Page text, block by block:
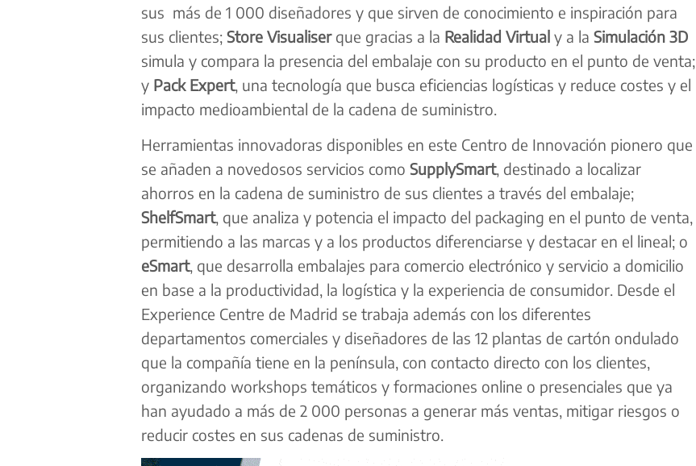
sus más de 1 000 diseñadores y que sirven de conocimiento e inspiración para
sus clientes; Store Visualiserque gracias a la Realidad Virtualy a la Simulación 3D
simula y compara la presencia del embalaje con su producto en el punto de venta;
y Pack Expert, una tecnología que busca eficiencias logísticas y reduce costes y el
impacto medioambiental de la cadena de suministro.
Herramientas innovadoras disponibles en este Centro de Innovación pionero que
se añaden a novedosos servicios como SupplySmart, destinado a localizar
ahorros en la cadena de suministro de sus clientes a través del embalaje;
ShelfSmart, que analiza y potencia el impacto del packaging en el punto de venta,
permitiendo a las marcas y a los productos diferenciarse y destacar en el lineal; o
eSmart, que desarrolla embalajes para comercio electrónico y servicio a domicilio
en base a la productividad, la logística y la experiencia de consumidor. Desde el
Experience Centre de Madrid se trabaja además con los diferentes
departamentos comerciales y diseñadores de las 12 plantas de cartón ondulado
que la compañía tiene en la península, con contacto directo con los clientes,
organizando workshops temáticos y formaciones online o presenciales que ya
han ayudado a más de 2 000 personas a generar más ventas, mitigar riesgos o
reducir costes en sus cadenas de suministro.